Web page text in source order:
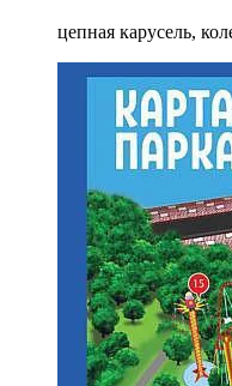
цепная карусель,